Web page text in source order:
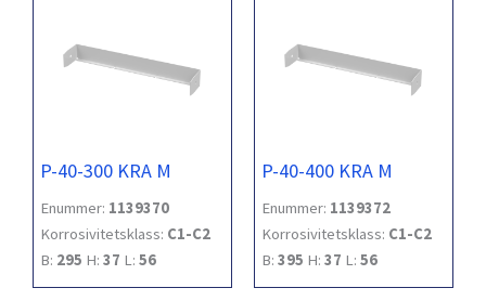
P-40-300 KRA M
Enummer: 1139370
Korrosivitetsklass: C1-C2
B: 295 H: 37 L: 56
P-40-400 KRA M
Enummer: 1139372
Korrosivitetsklass: C1-C2
B: 395 H: 37 L: 56